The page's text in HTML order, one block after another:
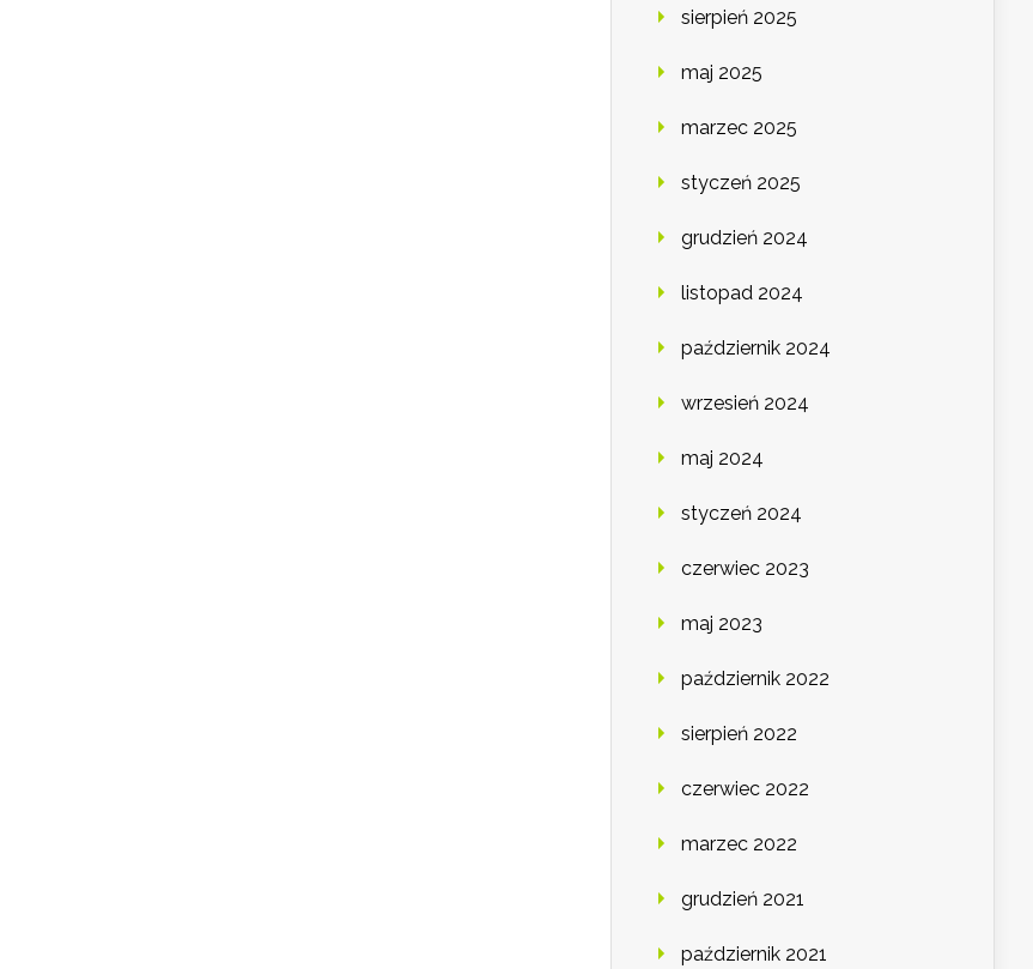
sierpień 2025
maj 2025
marzec 2025
styczeń 2025
grudzień 2024
listopad 2024
październik 2024
wrzesień 2024
maj 2024
styczeń 2024
czerwiec 2023
maj 2023
październik 2022
sierpień 2022
czerwiec 2022
marzec 2022
grudzień 2021
październik 2021